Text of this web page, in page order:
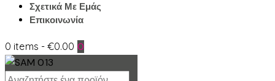
Σχετικά Με Εμάς
Επικοινωνία
0 items -€0.00 0